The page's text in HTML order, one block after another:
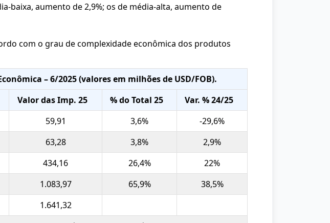
baixa, aumento de 2,9%; os de média-alta, aumento de
com o grau de complexidade econômica dos produtos
– 6/2025 (valores em milhões de USD/FOB).
Valor das Imp. 25 % do Total 25
Var. % 24/25
59,91 3,6%
-29,6%
63,28 3,8%
2,9%
434,16 26,4%
22%
1.083,97 65,9%
38,5%
1.641,32